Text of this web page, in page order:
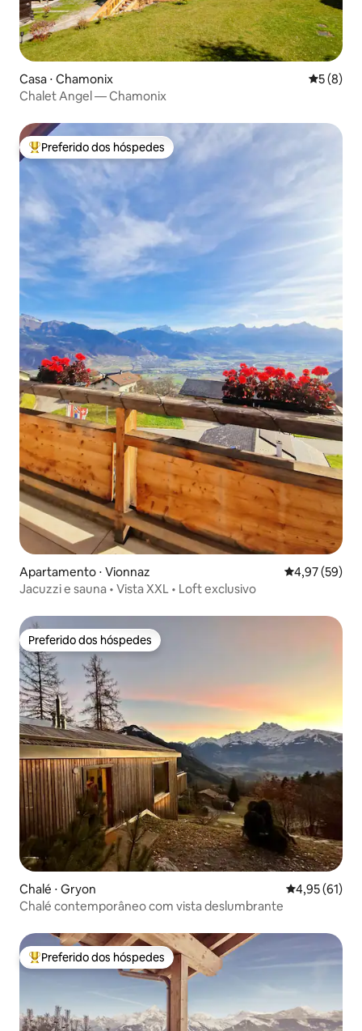
Casa ⋅ Chamonix 5 de
5 (8)
Chalet Angel — Chamonix
Entre os melhores preferidos dos hóspedes
Preferido dos hóspedes
Apartamento ⋅ Vionnaz 4,97 de uma
4,97 (59)
Jacuzzi e sauna • Vista XXL • Loft exclusivo
Preferido dos hóspedes
Preferido dos hóspedes
Chalé ⋅ Gryon 4,95 de uma
4,95 (61)
Chalé contemporâneo com vista deslumbrante
Entre os melhores preferidos dos hóspedes
Preferido dos hóspedes